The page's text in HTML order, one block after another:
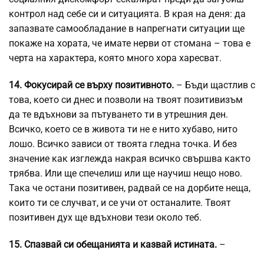
контрол над себе си и ситуацията. В края на деня: да
запазвате самообладание в напрегнати ситуации ще
покаже на хората, че имате нерви от стомана – това е
черта на характера, която много хора харесват.
14. Фокусирай се върху позитивното. – Бъди щастлив с
това, което си днес и позволи на твоят позитивизъм
да те вдъхнови за пътуването ти в утрешния ден.
Всичко, което се в живота ти не е нито хубаво, нито
лошо. Всичко зависи от твоята гледна точка. И без
значение как изглежда накрая всичко свършва както
трябва. Или ще спечелиш или ще научиш нещо ново.
Така че остани позитивен, радвай се на дорбите неща,
които ти се случват, и се учи от останалите. Твоят
позитивен дух ще вдъхнови тези около теб.
15. Спазвай си обещанията и казвай истината. –